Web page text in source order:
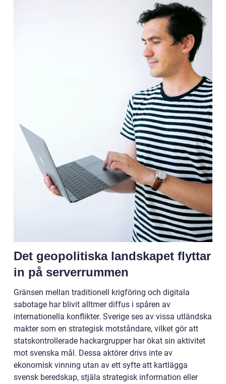
Det geopolitiska landskapet flyttar
in på serverrummen
Gränsen mellan traditionell krigföring och digitala
sabotage har blivit alltmer diffus i spåren av
internationella konflikter. Sverige ses av vissa utländska
makter som en strategisk motståndare, vilket gör att
statskontrollerade hackargrupper har ökat sin aktivitet
mot svenska mål. Dessa aktörer drivs inte av
ekonomisk vinning utan av ett syfte att kartlägga
svensk beredskap, stjäla strategisk information eller